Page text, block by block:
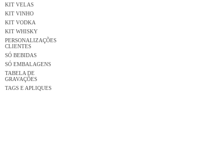
KIT VELAS
KIT VINHO
KIT VODKA
KIT WHISKY
PERSONALIZAÇÕES
CLIENTES
SÓ BEBIDAS
SÓ EMBALAGENS
TABELA DE
GRAVAÇÕES
TAGS E APLIQUES